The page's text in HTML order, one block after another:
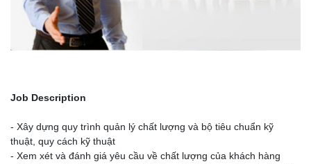
Job Description
- Xây dựng quy trình quản lý chất lượng và bộ tiêu chuẩn kỹ
thuật, quy cách kỹ thuật
- Xem xét và đánh giá yêu cầu về chất lượng của khách hàng